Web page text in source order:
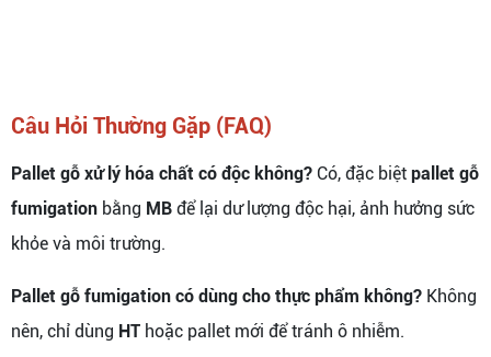
Câu Hỏi Thường Gặp (FAQ)
Pallet gỗ xử lý hóa chất có độc không? Có, đặc biệt pallet gỗ
fumigation bằng MB để lại dư lượng độc hại, ảnh hưởng sức
khỏe và môi trường.
Pallet gỗ fumigation có dùng cho thực phẩm không? Không
nên, chỉ dùng HT hoặc pallet mới để tránh ô nhiễm.